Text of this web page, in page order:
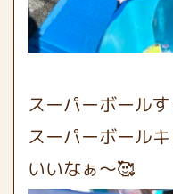
スーパーボール
スーパーボール
いいなぁ〜🥰